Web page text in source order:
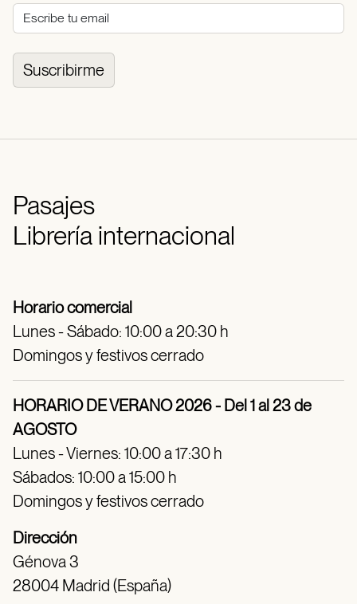
Suscribirme
Pasajes
Librería internacional
Horario comercial
Lunes - Sábado: 10:00 a 20:30 h
Domingos y festivos cerrado
HORARIO DE VERANO 2026 - Del 1 al 23 de
AGOSTO
Lunes - Viernes: 10:00 a 17:30 h
Sábados: 10:00 a 15:00 h
Domingos y festivos cerrado
Dirección
Génova 3
28004 Madrid (España)